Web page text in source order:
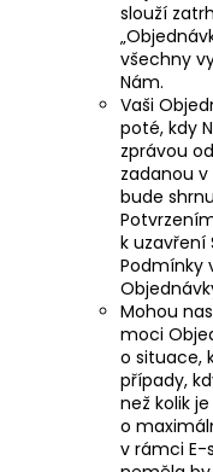
slouží
všechny
Nám.
Vaši
poté, kdy
zprávou
zadanou
bude
k uzavření
Podmínky
Mohou
moci
o situace,
případy,
než kolik
o
v rámci E-